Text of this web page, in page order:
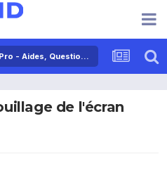
Sony Ericsson Xperia Mini / Mini Pro - Aides, Questions & Réponses
de l'écran